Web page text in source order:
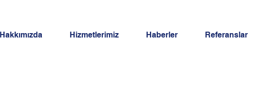
Hakkımızda Hizmetlerimiz Haberler Referanslar